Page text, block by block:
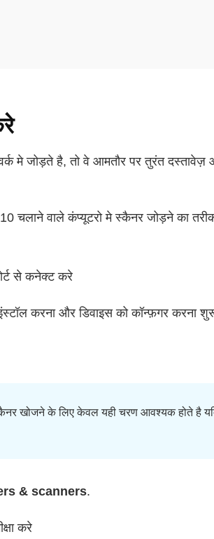
मे जोड़ते है, तो वे आमतौर पर तुरंत दस्तावेज़
चलाने वाले कंप्यूटरो मे स्कैनर जोड़ने का
से कनेक्ट करे
करना और डिवाइस को कॉन्फ़गर करना
खोजने के लिए केवल यही चरण आवश्यक होते है
& scanners.
करे